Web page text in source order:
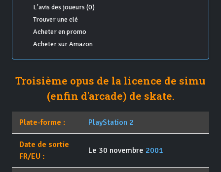
L'avis des joueurs (0)
Trouver une clé
Acheter en promo
Acheter sur Amazon
Troisième opus de la licence de simu
(enfin d'arcade) de skate.
Plate-forme : PlayStation 2
Date de sortie
FR/EU :
Le 30 novembre 2001